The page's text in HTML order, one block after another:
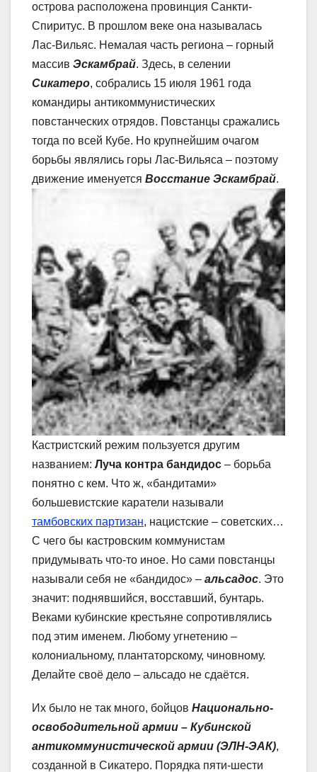
острова расположена провинция Санкти-
Спиритус. В прошлом веке она называлась
Лас-Вильяс. Немалая часть региона – горный
массив Эскамбрай. Здесь, в селении
Сикатеро, собрались 15 июля 1961 года
командиры антикоммунистических
повстанческих отрядов. Повстанцы сражались
тогда по всей Кубе. Но крупнейшим очагом
борьбы являлись горы Лас-Вильяса – поэтому
движение именуется Восстание Эскамбрай.
Кастристский режим пользуется другим
названием: Луча контра бандидос – борьба
понятно с кем. Что ж, «бандитами»
большевистские каратели называли
тамбовских партизан, нацистские – советских…
С чего бы кастровским коммунистам
придумывать что-то иное. Но сами повстанцы
называли себя не «бандидос» – альсадос. Это
значит: поднявшийся, восставший, бунтарь.
Веками кубинские крестьяне сопротивлялись
под этим именем. Любому угнетению –
колониальному, плантаторскому, чиновному.
Делайте своё дело – альсадо не сдаётся.
Их было не так много, бойцов Национально-
освободительной армии – Кубинской
антикоммунистической армии (ЭЛН-ЭАК),
созданной в Сикатеро. Порядка пяти-шести